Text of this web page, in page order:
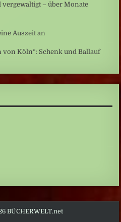
vergewaltigt – über Monate
Auszeit an
von Köln“: Schenk und Ballauf
BÜCHERWELT.net